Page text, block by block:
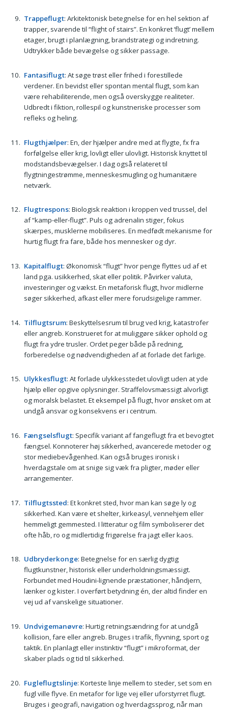
Trappeflugt: Arkitektonisk betegnelse for en hel sektion af
trapper, svarende til “flight of stairs”. En konkret ‘flugt’ mellem
etager, brugt i planlægning, brandstrategi og indretning.
Udtrykker både bevægelse og sikker passage.
Fantasiflugt: At søge trøst eller frihed i forestillede
verdener. En bevidst eller spontan mental flugt, som kan
være rehabiliterende, men også overskygge realiteter.
Udbredt i fiktion, rollespil og kunstneriske processer som
refleks og heling.
Flugthjælper: En, der hjælper andre med at flygte, fx fra
forfølgelse eller krig, lovligt eller ulovligt. Historisk knyttet til
modstandsbevægelser. I dag også relateret til
flygtningestrømme, menneskesmugling og humanitære
netværk.
Flugtrespons: Biologisk reaktion i kroppen ved trussel, del
af “kamp-eller-flugt”. Puls og adrenalin stiger, fokus
skærpes, musklerne mobiliseres. En medfødt mekanisme for
hurtig flugt fra fare, både hos mennesker og dyr.
Kapitalflugt: Økonomisk “flugt” hvor penge flyttes ud af et
land pga. usikkerhed, skat eller politik. Påvirker valuta,
investeringer og vækst. En metaforisk flugt, hvor midlerne
søger sikkerhed, afkast eller mere forudsigelige rammer.
Tilflugtsrum: Beskyttelsesrum til brug ved krig, katastrofer
eller angreb. Konstrueret for at muliggøre sikker ophold og
flugt fra ydre trusler. Ordet peger både på redning,
forberedelse og nødvendigheden af at forlade det farlige.
Ulykkesflugt: At forlade ulykkesstedet ulovligt uden at yde
hjælp eller opgive oplysninger. Straffelovsmæssigt alvorligt
og moralsk belastet. Et eksempel på flugt, hvor ønsket om at
undgå ansvar og konsekvens er i centrum.
Fængselsflugt: Specifik variant af fangeflugt fra et bevogtet
fængsel. Konnoterer høj sikkerhed, avancerede metoder og
stor mediebevågenhed. Kan også bruges ironisk i
hverdagstale om at snige sig væk fra pligter, møder eller
arrangementer.
Tilflugtssted: Et konkret sted, hvor man kan søge ly og
sikkerhed. Kan være et shelter, kirkeasyl, vennehjem eller
hemmeligt gemmested. I litteratur og film symboliserer det
ofte håb, ro og midlertidig frigørelse fra jagt eller kaos.
Udbryderkonge: Betegnelse for en særlig dygtig
flugtkunstner, historisk eller underholdningsmæssigt.
Forbundet med Houdini-lignende præstationer, håndjern,
lænker og kister. I overført betydning én, der altid finder en
vej ud af vanskelige situationer.
Undvigemanøvre: Hurtig retningsændring for at undgå
kollision, fare eller angreb. Bruges i trafik, flyvning, sport og
taktik. En planlagt eller instinktiv “flugt” i mikroformat, der
skaber plads og tid til sikkerhed.
Fugleflugtslinje: Korteste linje mellem to steder, set som en
fugl ville flyve. En metafor for lige vej eller uforstyrret flugt.
Bruges i geografi, navigation og hverdagssprog, når man